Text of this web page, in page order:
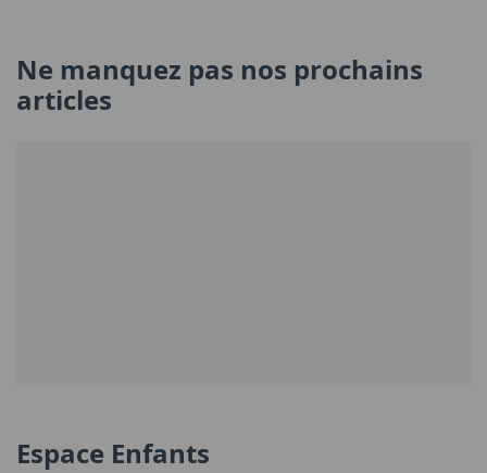
Ne manquez pas nos prochains
articles
Espace Enfants